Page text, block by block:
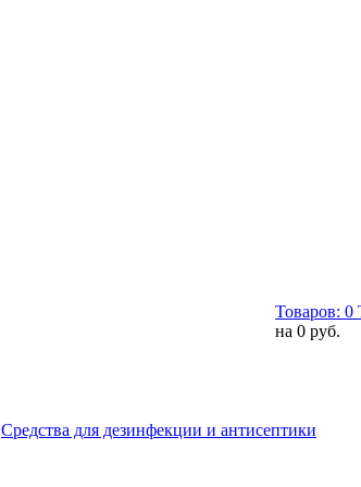
Товаров: 0
на 0 руб.
Средства для дезинфекции и антисептики